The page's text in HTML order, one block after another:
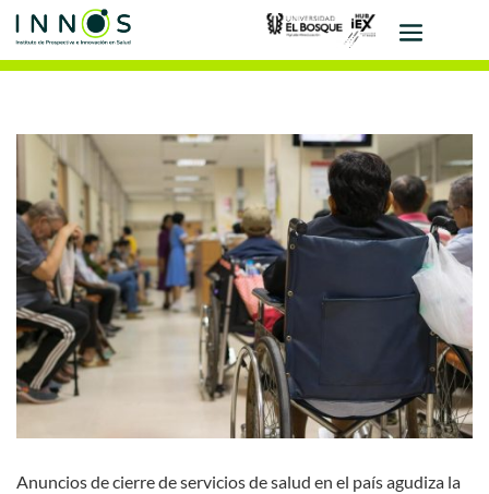
Anuncios de cierre de servicios de salud en el país agudiza la